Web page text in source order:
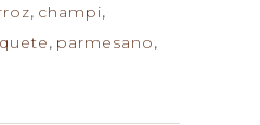
, champi,
, parmesano,